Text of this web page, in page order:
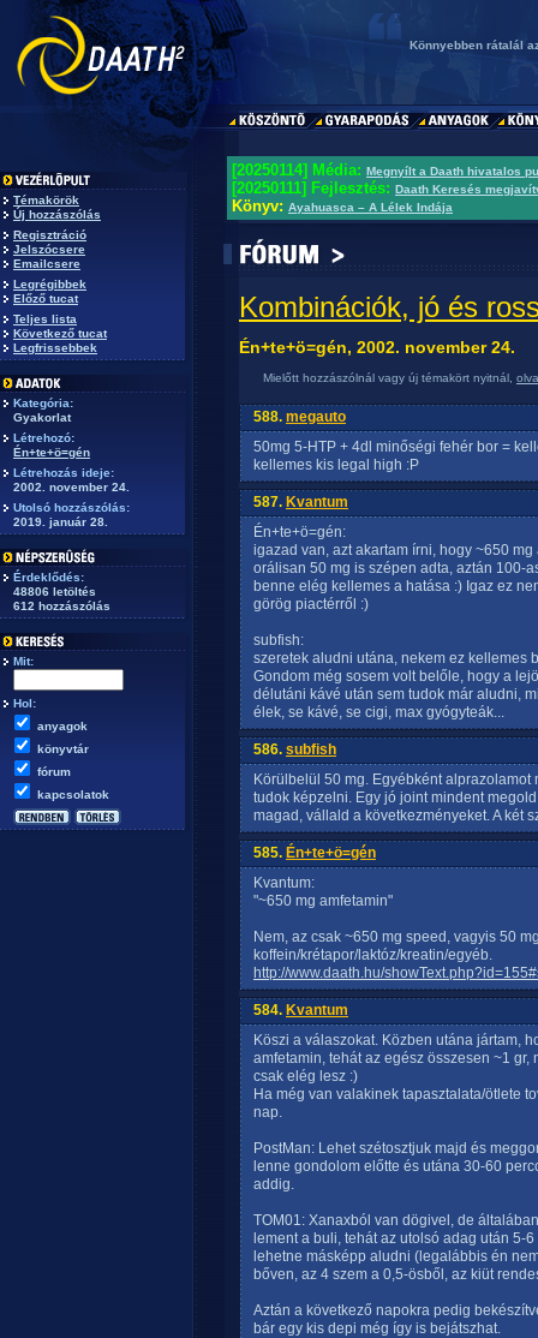
Könnyebben rátalál
Témakörök
Új hozzászólás
Regisztráció
Jelszócsere
Emailcsere
Legrégibbek
Előző tucat
Teljes lista
Következő tucat
Legfrissebbek
Kategória:
Gyakorlat
Létrehozó:
Én+te+ö=gén
Létrehozás ideje:
2002. november 24.
Utolsó hozzászólás:
2019. január 28.
Érdeklődés:
48806 letöltés
612 hozzászólás
Mit:
Hol:
anyagok
könyvtár
fórum
kapcsolatok
[20250114] Média: Megnyílt a Daath hivatalos
[20250111] Fejlesztés: Daath Keresés
Könyv: Ayahuasca – A Lélek Indája
Kombinációk, jó és
Én+te+ö=gén, 2002. november 24.
Mielőtt hozzászólnál vagy új témakört nyitnál,
588. megauto
50mg 5-HTP + 4dl minőségi fehér bor =
kellemes kis legal high :P
587. Kvantum
Én+te+ö=gén:
igazad van, azt akartam írni, hogy ~650
orálisan 50 mg is szépen adta, aztán 100-
benne elég kellemes a hatása :) Igaz ez
görög piactérről :)
subfish:
szeretek aludni utána, nekem ez kellemes
Gondom még sosem volt belőle, hogy a
délutáni kávé után sem tudok már aludni,
élek, se kávé, se cigi, max gyógyteák...
586. subfish
Körülbelül 50 mg. Egyébként
tudok képzelni. Egy jó joint mindent
magad, vállald a következményeket. A két
585. Én+te+ö=gén
Kvantum:
"~650 mg amfetamin"
Nem, az csak ~650 mg speed, vagyis 50
koffein/krétapor/laktóz/kreatin/egyéb.
http://www.daath.hu/
584. Kvantum
Köszi a válaszokat. Közben utána jártam,
amfetamin, tehát az egész összesen ~1
csak elég lesz :)
Ha még van valakinek tapasztalata/ötlete
nap.
PostMan: Lehet szétosztjuk majd és
lenne gondolom előtte és utána 30-60
addig.
TOM01: Xanaxból van dögivel, de
lement a buli, tehát az utolsó adag után 5-
lehetne másképp aludni (legalábbis én
bőven, az 4 szem a 0,5-ösből, az kiüt
Aztán a következő napokra pedig
bár egy kis depi még így is bejátszhat.